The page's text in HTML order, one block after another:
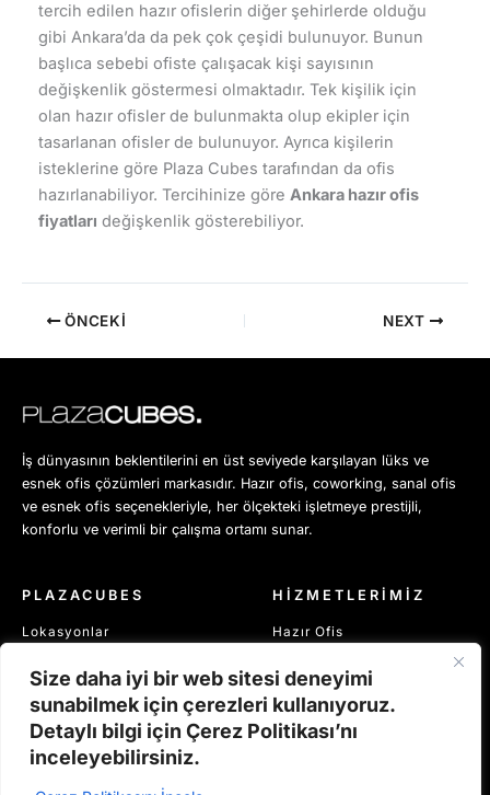
Size daha iyi bir web sitesi deneyimi
sunabilmek için çerezleri kullanıyoruz.
Detaylı bilgi için Çerez Politikası’nı
inceleyebilirsiniz.
tercih edilen hazır ofislerin diğer şehirlerde olduğu
gibi Ankara’da da pek çok çeşidi bulunuyor. Bunun
başlıca sebebi ofiste çalışacak kişi sayısının
değişkenlik göstermesi olmaktadır. Tek kişilik için
olan hazır ofisler de bulunmakta olup ekipler için
tasarlanan ofisler de bulunuyor. Ayrıca kişilerin
isteklerine göre Plaza Cubes tarafından da ofis
hazırlanabiliyor. Tercihinize göre Ankara hazır ofis
fiyatları değişkenlik gösterebiliyor.
ÖNCEKI NEXT
İş dünyasının beklentilerini en üst seviyede karşılayan lüks ve
esnek ofis çözümleri markasıdır. Hazır ofis, coworking, sanal ofis
ve esnek ofis seçenekleriyle, her ölçekteki işletmeye prestijli,
konforlu ve verimli bir çalışma ortamı sunar.
PLAZACUBES
Lokasyonlar
Politikalarımız
Çerez Politikamız
KVKK
HİZMETLERİMİZ
Hazır Ofis
Coworking
Toplantı Alanları